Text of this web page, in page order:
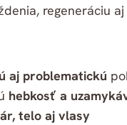
regeneráciu aj
aj problematickú
hebkosť a
telo aj vlasy